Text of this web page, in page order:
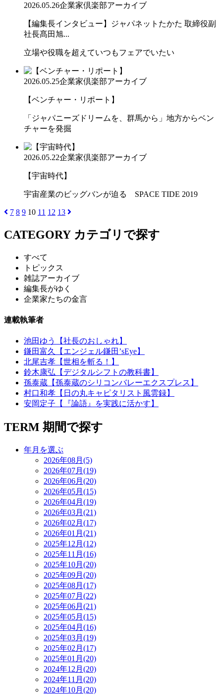
2026.05.26企業家倶楽部アーカイブ
【編集長インタビュー】ジャパネットたかた 取締役副
社長髙田旭...
立場や役職を超えていつもフェアでいたい
2026.05.25企業家倶楽部アーカイブ
【ベンチャー・リポート】
「ジャパニーズドリームを、群馬から」地方からベン
チャーを発掘
2026.05.22企業家倶楽部アーカイブ
【宇宙時代】
宇宙産業のビッグバンが迫る SPACE TIDE 2019
7 8 9 10 11 12 13
CATEGORY カテゴリで探す
すべて
トピックス
雑誌アーカイブ
編集長がゆく
企業家たちの金言
連載執筆者
池田ゆう【社長のおしゃれ】
鎌田富久【エンジェル鎌田’sEye】
北尾吉孝【世相を斬る！】
鈴木康弘【デジタルシフトの教科書】
孫泰蔵【孫泰蔵のシリコンバレーエクスプレス】
村口和孝【日の丸キャピタリスト風雲録】
安岡定子【『論語』を実践に活かす】
TERM 期間で探す
年月を選ぶ
2026年08月(5)
2026年07月(19)
2026年06月(20)
2026年05月(15)
2026年04月(19)
2026年03月(21)
2026年02月(17)
2026年01月(21)
2025年12月(12)
2025年11月(16)
2025年10月(20)
2025年09月(20)
2025年08月(17)
2025年07月(22)
2025年06月(21)
2025年05月(15)
2025年04月(16)
2025年03月(19)
2025年02月(17)
2025年01月(20)
2024年12月(20)
2024年11月(20)
2024年10月(20)